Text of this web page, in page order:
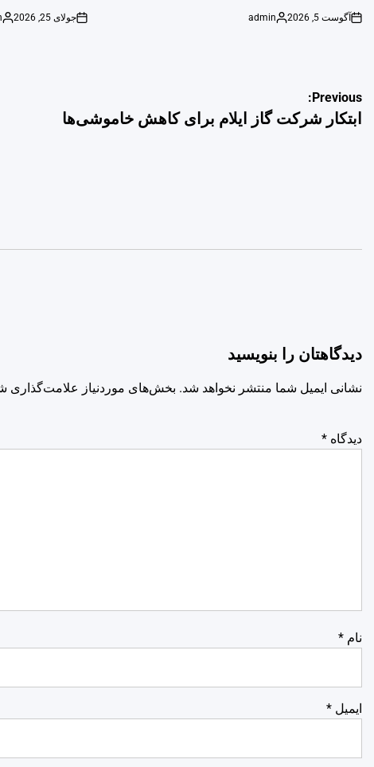
on
آگوست 5, 2026
Posted
admin
on
جولای 25, 2026
راهبری
نوشته
Previous:
ابتکار شرکت گاز ایلام برای کاهش خاموشی‌ها
دیدگاهتان را بنویسید
نشانی ایمیل شما منتشر نخواهد شد. بخش‌های موردنیاز علامت‌گذاری
دیدگاه *
نام *
ایمیل *